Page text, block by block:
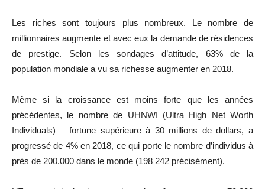
Les riches sont toujours plus nombreux. Le nombre de
millionnaires augmente et avec eux la demande de résidences
de prestige. Selon les sondages d’attitude, 63% de la
population mondiale a vu sa richesse augmenter en 2018.
Même si la croissance est moins forte que les années
précédentes, le nombre de UHNWI (Ultra High Net Worth
Individuals) – fortune supérieure à 30 millions de dollars, a
progressé de 4% en 2018, ce qui porte le nombre d’individus à
près de 200.000 dans le monde (198 242 précisément).